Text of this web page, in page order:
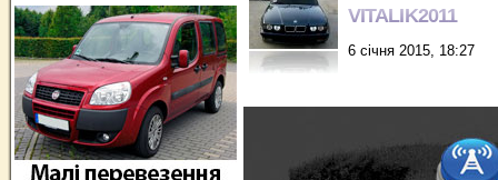
VITALIK2011
6 січня 2015, 18:27